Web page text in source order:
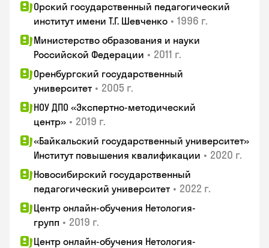
Орский государственный педагогический
институт имени Т.Г. Шевченко • 1996 г.
Министерство образования и науки
Российской Федерации • 2011 г.
Оренбургский государственный
университет • 2005 г.
НОУ ДПО «Экспертно-методический
центр» • 2019 г.
«Байкальский государственный университет»
Институт повышения квалификации • 2020 г.
Новосибирский государственный
педагогический университет • 2022 г.
Центр онлайн-обучения Нетология-
групп • 2019 г.
Центр онлайн-обучения Нетология-